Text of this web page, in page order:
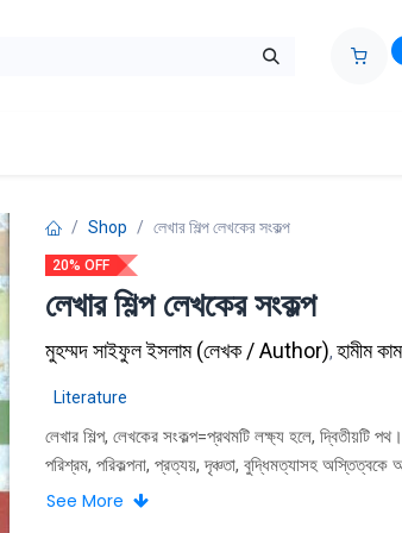
Shop লেখার শিল্প লেখকের সংকল্প
20% OFF
লেখার শিল্প লেখকের সংকল্প
মুহম্মদ সাইফুল ইসলাম(লেখক / Author), হামীম
Literature
লেখার শিল্প, লেখকের সংকল্প=প্রথমটি লক্ষ্য হলে, দ্বিতীয়টি
পরিশ্রম, পরিকল্পনা, প্রত্যয়, দৃঞ্চতা, বুদ্ধিমত্যাসহ অস্তিত্বকে
সংকল্পের মানে লেখকের প্রকল্প। এর ধারাক্রম আছে পর্ষায়
See More